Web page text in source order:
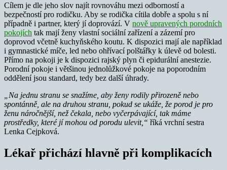
Cílem je dle jeho slov najít rovnováhu mezi odborností a
bezpečností pro rodičku. Aby se rodička cítila dobře a spolu s ní
případně i partner, který jí doprovází. V nově upravených porodních
pokojích tak mají ženy vlastní sociální zařízení a zázemí pro
doprovod včetně kuchyňského koutu. K dispozici mají ale například
i gymnastické míče, led nebo ohřívací polštářky k úlevě od bolesti.
Přímo na pokoji je k dispozici rajský plyn či epidurální anestezie.
Porodní pokoje i většinou jednolůžkové pokoje na poporodním
oddělení jsou standard, tedy bez další úhrady.
„Na jednu stranu se snažíme, aby ženy rodily přirozeně nebo
spontánně, ale na druhou stranu, pokud se ukáže, že porod je pro
ženu náročnější, než čekala, nebo vyčerpávající, tak máme
prostředky, které jí mohou od porodu ulevit,“ říká vrchní sestra
Lenka Cejpková.
Lékař přichází hlavně při komplikacích